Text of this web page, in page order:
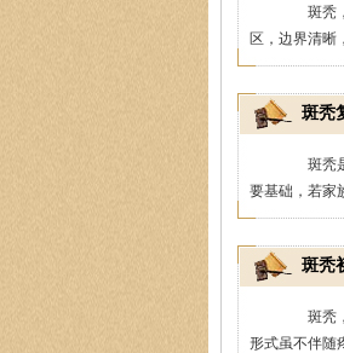
斑秃，
区，边界清晰
斑秃
斑秃是
要基础，若家
斑秃
斑秃，
形式虽不伴随